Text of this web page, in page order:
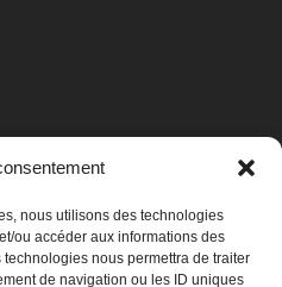
nous utilisons des technologies
ou accéder aux informations des
nous permettra de traiter
de navigation ou les ID uniques